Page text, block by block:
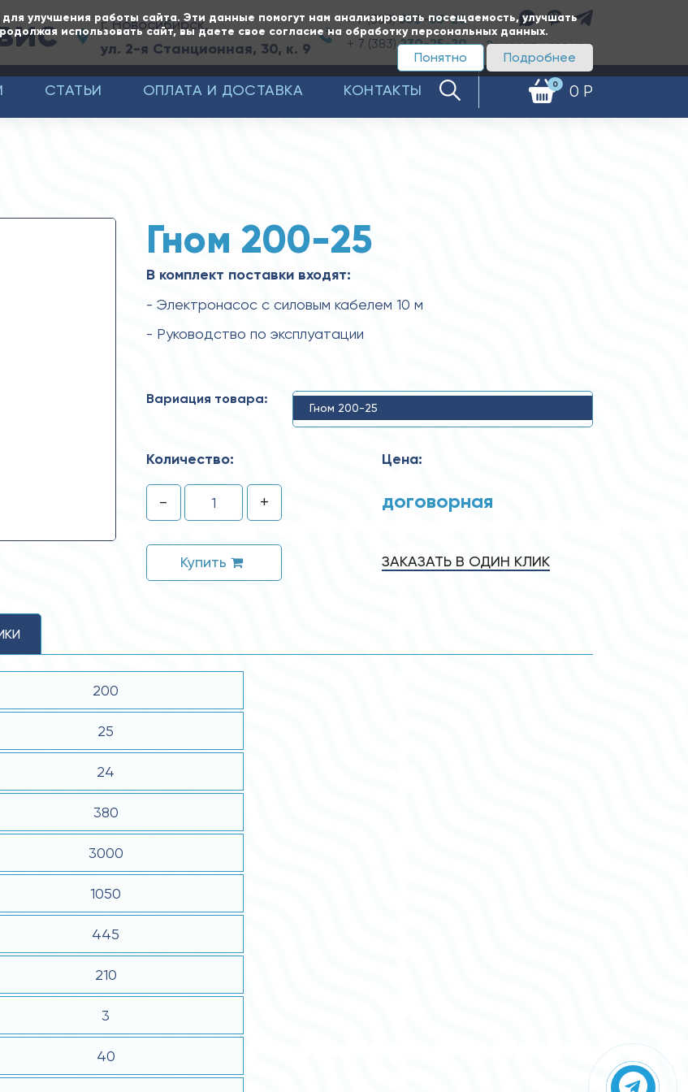
улучшения работы сайта. Эти данные помогут нам анализировать посещаемость, улучшать
использовать сайт, вы даете свое согласие на обработку персональных данных.
Подробнее
Понятно
г. Новосибирск,
ул. 2-я Станционная, 30, к. 9
+ 7 (383)350-65-20
+ 7 (383)230-25-20 Заказать звонок
0 0 Р
СТАТЬИ ОПЛАТА И ДОСТАВКА КОНТАКТЫ
Гном 200-25
В комплект поставки входят:
- Электронасос с силовым кабелем 10 м
- Руководство по эксплуатации
Вариация товара:
Гном 200-25
Количество:
- +
Купить
Цена:
договорная
ЗАКАЗАТЬ В ОДИН КЛИК
200
25
24
380
3000
1050
445
210
3
40